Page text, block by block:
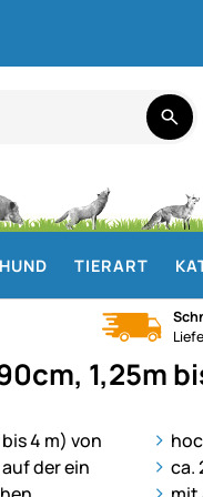
HUND TIERART
1,25m
ca.